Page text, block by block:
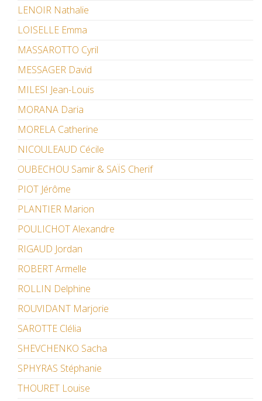
LENOIR Nathalie
LOISELLE Emma
MASSAROTTO Cyril
MESSAGER David
MILESI Jean-Louis
MORANA Daria
MORELA Catherine
NICOULEAUD Cécile
OUBECHOU Samir & SAÏS Cherif
PIOT Jérôme
PLANTIER Marion
POULICHOT Alexandre
RIGAUD Jordan
ROBERT Armelle
ROLLIN Delphine
ROUVIDANT Marjorie
SAROTTE Clélia
SHEVCHENKO Sacha
SPHYRAS Stéphanie
THOURET Louise